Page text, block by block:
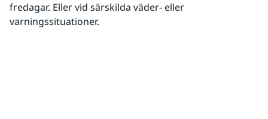
fredagar. Eller vid särskilda väder- eller
varningssituationer.